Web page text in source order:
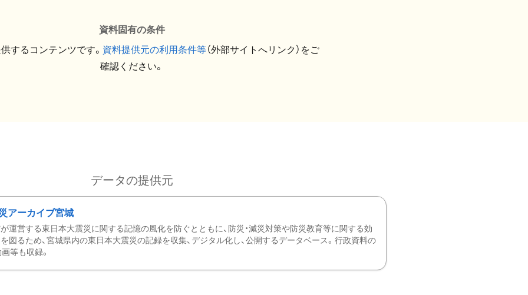
資料固有の条件
するコンテンツです。 資料提供元の利用条件等（外部サイトへリンク）をご
確認ください。
データの提供元
アーカイブ宮城
運営する東日本大震災に関する記憶の風化を防ぐとともに、防災・減災対策や防災教育等に関する効
図るため、宮城県内の東日本大震災の記録を収集、デジタル化し、公開するデータベース。行政資料の
等も収録。